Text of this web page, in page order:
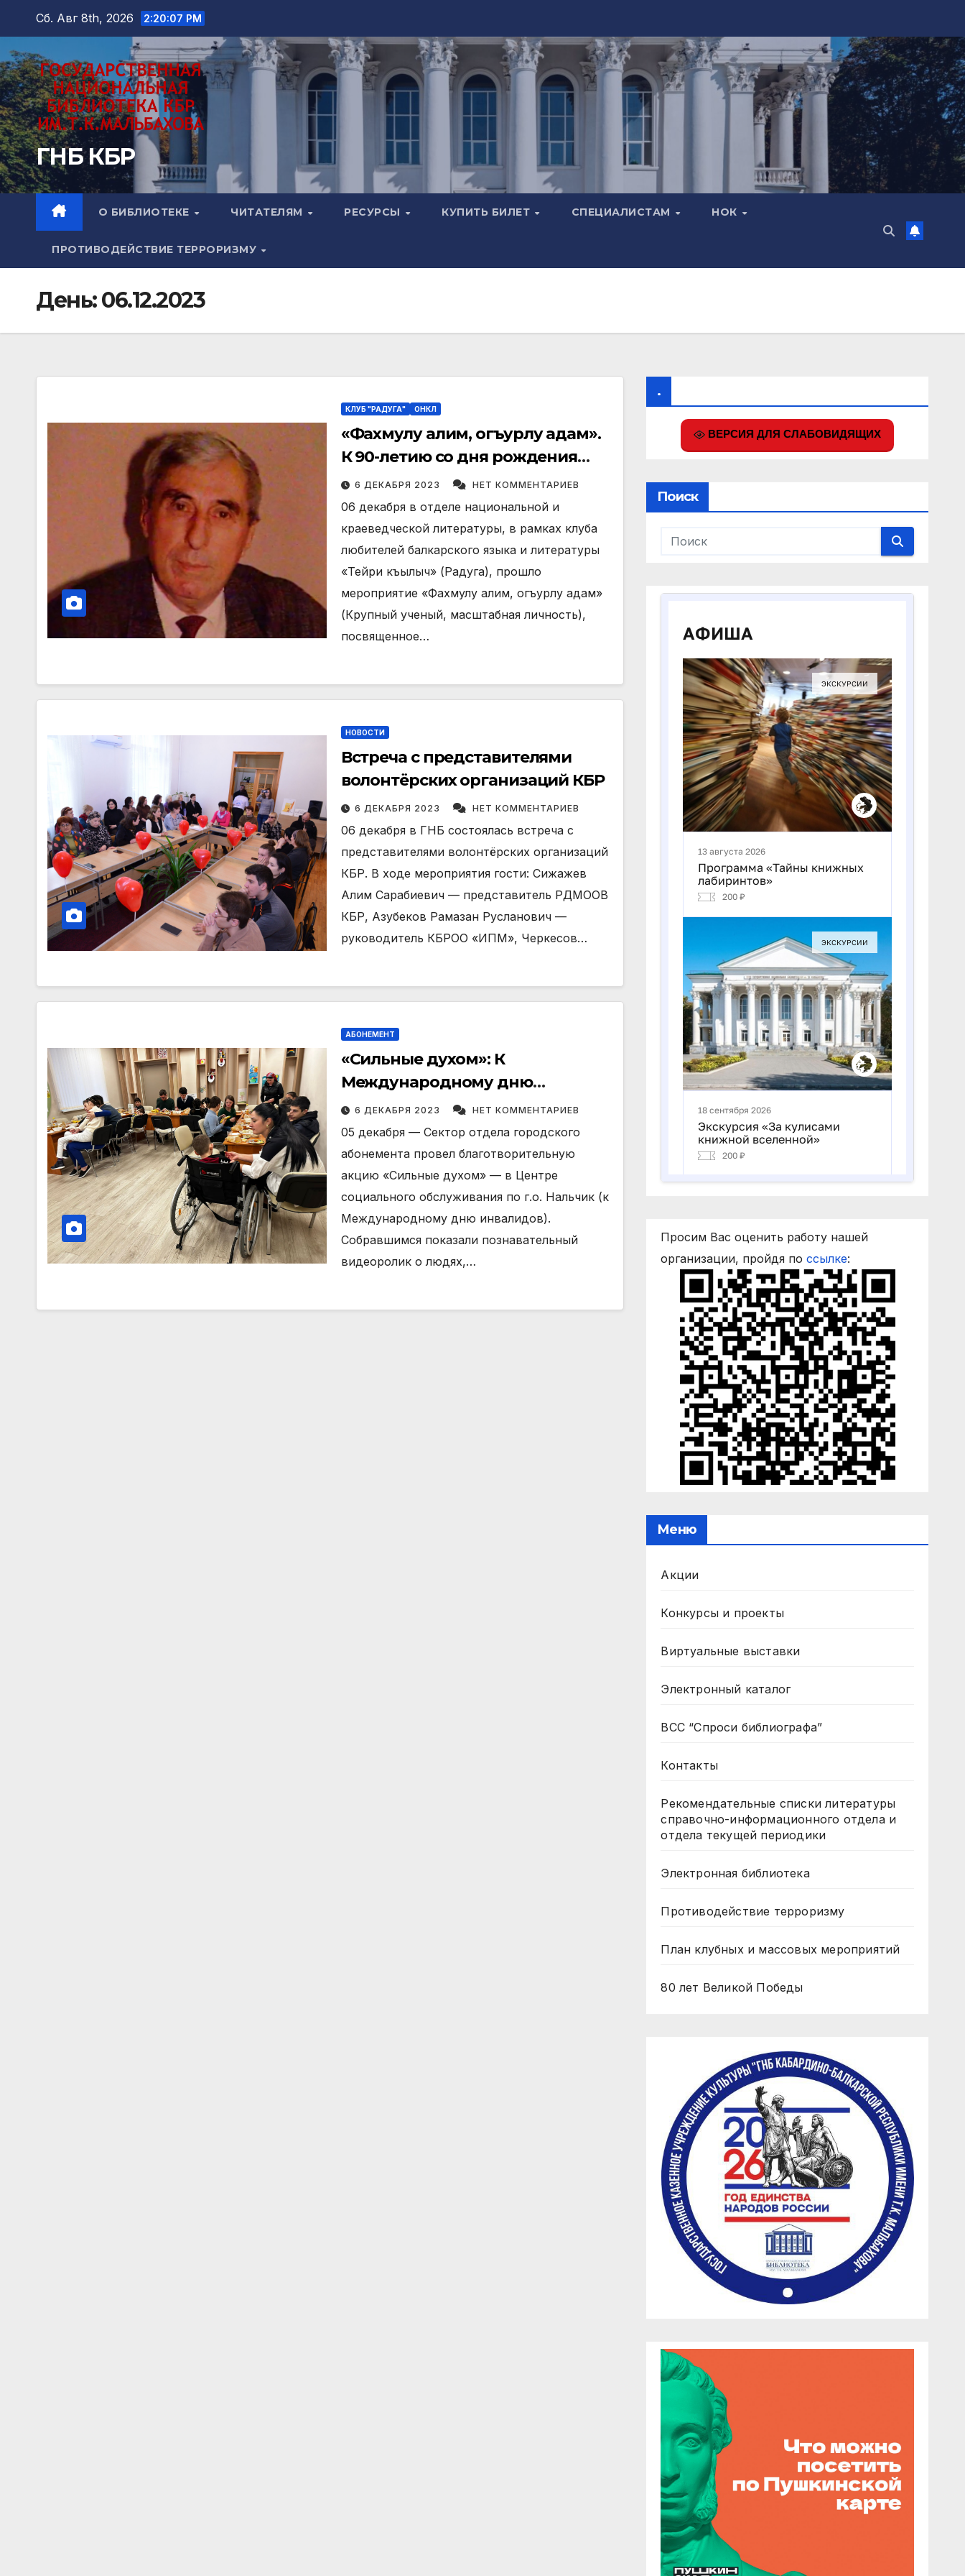
Перейти
содержимому
Сб. Авг 8th, 2026 2:20:08 PM
ГНБ КБР
О БИБЛИОТЕКЕ ЧИТАТЕЛЯМ РЕСУРСЫ КУПИТЬ БИЛЕТ СПЕЦИАЛИСТАМ НОК
ПРОТИВОДЕЙСТВИЕ ТЕРРОРИЗМУ
День:06.12.2023
КЛУБ "РАДУГА" ОНКЛ
«Фахмулу алим, огъурлу адам».
К 90-летию со дня рождения
Салиха Ибрагимовича
Эфендиева
6 ДЕКАБРЯ 2023 НЕТ КОММЕНТАРИЕВ
06 декабря в отделе национальной и
краеведческой литературы, в рамках клуба
любителей балкарского языка и литературы
«Тейри къылыч» (Радуга), прошло
мероприятие «Фахмулу алим, огъурлу адам»
(Крупный ученый, масштабная личность),
посвященное…
НОВОСТИ
Встреча с представителями
волонтёрских организаций КБР
6 ДЕКАБРЯ 2023 НЕТ КОММЕНТАРИЕВ
06 декабря в ГНБ состоялась встреча с
представителями волонтёрских организаций
КБР. В ходе мероприятия гости: Сижажев
Алим Сарабиевич — представитель РДМООВ
КБР, Азубеков Рамазан Русланович —
руководитель КБРОО «ИПМ», Черкесов…
АБОНЕМЕНТ
«Сильные духом»: К
Международному дню
инвалидов.
6 ДЕКАБРЯ 2023 НЕТ КОММЕНТАРИЕВ
05 декабря — Сектор отдела городского
абонемента провел благотворительную
акцию «Сильные духом» — в Центре
социального обслуживания по г.о. Нальчик (к
Международному дню инвалидов).
Собравшимся показали познавательный
видеоролик о людях,…
.
ВЕРСИЯ ДЛЯ СЛАБОВИДЯЩИХ
Поиск
Просим Вас оценить работу нашей
организации, пройдя поссылке:
Меню
Акции
Конкурсы и проекты
Виртуальные выставки
Электронный каталог
ВСС “Спроси библиографа”
Контакты
Рекомендательные списки литературы
справочно-информационного отдела и
отдела текущей периодики
Электронная библиотека
Противодействие терроризму
План клубных и массовых мероприятий
80 лет Великой Победы